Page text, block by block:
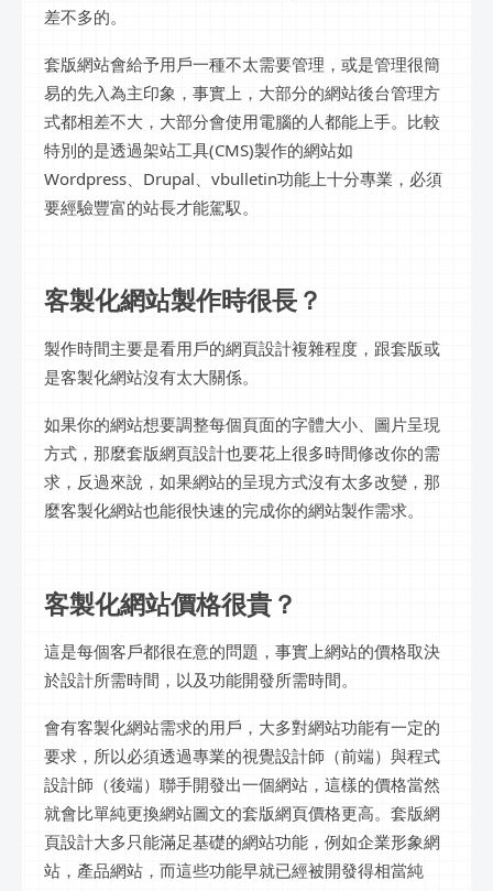
差不多的。
套版網站會給予用戶一種不太需要管理，或是管理很簡
易的先入為主印象，事實上，大部分的網站後台管理方
式都相差不大，大部分會使用電腦的人都能上手。比較
特別的是透過架站工具(CMS)製作的網站如
Wordpress、Drupal、vbulletin功能上十分專業，必須
要經驗豐富的站長才能駕馭。
客製化網站製作時很長？
製作時間主要是看用戶的網頁設計複雜程度，跟套版或
是客製化網站沒有太大關係。
如果你的網站想要調整每個頁面的字體大小、圖片呈現
方式，那麼套版網頁設計也要花上很多時間修改你的需
求，反過來說，如果網站的呈現方式沒有太多改變，那
麼客製化網站也能很快速的完成你的網站製作需求。
客製化網站價格很貴？
這是每個客戶都很在意的問題，事實上網站的價格取決
於設計所需時間，以及功能開發所需時間。
會有客製化網站需求的用戶，大多對網站功能有一定的
要求，所以必須透過專業的視覺設計師（前端）與程式
設計師（後端）聯手開發出一個網站，這樣的價格當然
就會比單純更換網站圖文的套版網頁價格更高。套版網
頁設計大多只能滿足基礎的網站功能，例如企業形象網
站，產品網站，而這些功能早就已經被開發得相當純